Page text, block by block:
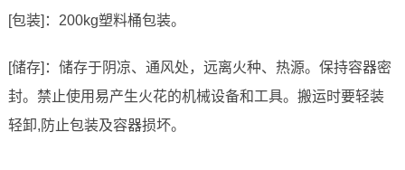
[包装]：200kg塑料桶包装。
[储存]：储存于阴凉、通风处，远离火种、热源。保持容器密
封。禁止使用易产生火花的机械设备和工具。搬运时要轻装
轻卸,防止包装及容器损坏。